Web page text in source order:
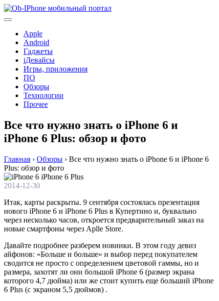
Перейти
к
Apple
Android
Гаджеты
iДевайсы
Игры, приложения
ПО
Обзоры
Технологии
Прочее
Все что нужно знать о iPhone 6 и
iPhone 6 Plus: обзор и фото
Главная › Обзоры › Все что нужно знать о iPhone 6 и iPhone 6
Plus: обзор и фото
2014-12-30
Итак, карты раскрыты. 9 сентября состоялась презентация
нового iPhone 6 и iPhone 6 Plus в Купертино и, буквально
через несколько часов, откроется предварительный заказ на
новые смартфоны через Aplle Store.
Давайте подробнее разберем новинки. В этом году девиз
айфонов: «Больше и больше» и выбор перед покупателем
сводится не просто с определением цветовой гаммы, но и
размера, захотят ли они большой iPhone 6 (размер экрана
которого 4,7 дюйма) или же стоит купить еще больший iPhone
6 Plus (с экраном 5,5 дюймов) .